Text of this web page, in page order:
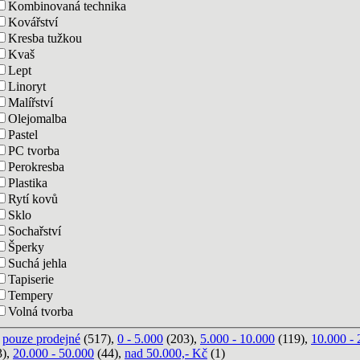
Kombinovaná technika
Kovářství
Kresba tužkou
Kvaš
Lept
Linoryt
Malířství
Olejomalba
Pastel
PC tvorba
Perokresba
Plastika
Rytí kovů
Sklo
Sochařství
Šperky
Suchá jehla
Tapiserie
Tempery
Volná tvorba
pouze prodejné (517), 0 - 5.000 (203), 5.000 - 10.000 (119), 10.000 -
20.000 - 50.000 (44), nad 50.000,- Kč (1)